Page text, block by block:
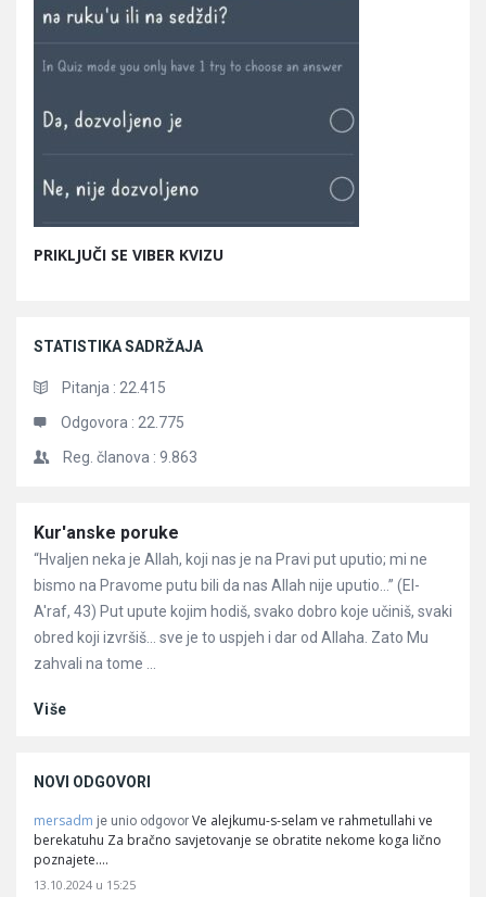
PRIKLJUČI SE VIBER KVIZU
STATISTIKA SADRŽAJA
Pitanja : 22.415
Odgovora : 22.775
Reg. članova : 9.863
Članci
Kur'anske poruke
“Hvaljen neka je Allah, koji nas je na Pravi put uputio; mi ne
bismo na Pravome putu bili da nas Allah nije uputio…” (El-
A'raf, 43) Put upute kojim hodiš, svako dobro koje učiniš, svaki
obred koji izvršiš… sve je to uspjeh i dar od Allaha. Zato Mu
zahvali na tome ...
Više
NOVI ODGOVORI
mersadm je unio odgovor Ve alejkumu-s-selam ve rahmetullahi ve
berekatuhu Za bračno savjetovanje se obratite nekome koga lično
poznajete.…
13.10.2024 u 15:25